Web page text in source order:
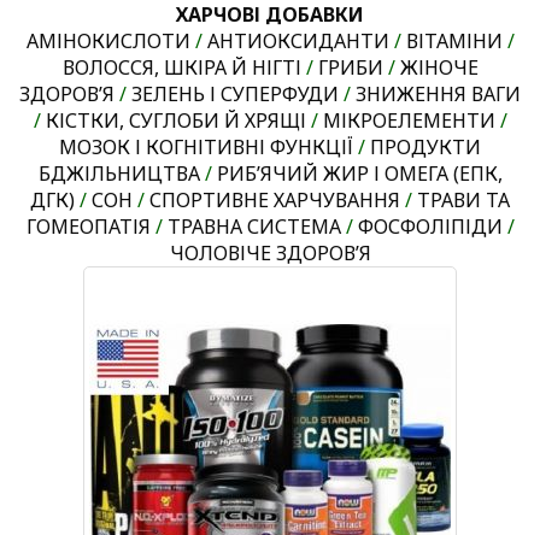
ХАРЧОВІ ДОБАВКИ
АМІНОКИСЛОТИ /АНТИОКСИДАНТИ / ВІТАМІНИ /
ВОЛОССЯ, ШКІРА Й НІГТІ / ГРИБИ /ЖІНОЧЕ
ЗДОРОВ’Я /ЗЕЛЕНЬ І СУПЕРФУДИ /ЗНИЖЕННЯ ВАГИ
/ КІСТКИ, СУГЛОБИ Й ХРЯЩІ / МІКРОЕЛЕМЕНТИ /
МОЗОК І КОГНІТИВНІ ФУНКЦІЇ / ПРОДУКТИ
БДЖІЛЬНИЦТВА/ РИБ’ЯЧИЙ ЖИР І ОМЕГА (ЕПК,
ДГК)/СОН /СПОРТИВНЕ ХАРЧУВАННЯ / ТРАВИ ТА
ГОМЕОПАТІЯ / ТРАВНА СИСТЕМА/ФОСФОЛІПІДИ /
ЧОЛОВІЧЕ ЗДОРОВ’Я